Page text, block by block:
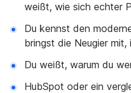
weißt, wie sich echter
Du kennst den
bringst die Neugier mit,
Du weißt, warum du
HubSpot oder ein